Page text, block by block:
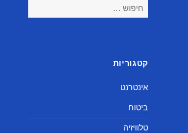
חיפוש:
קטגוריות
אינטרנט
ביטוח
טלוויזיה